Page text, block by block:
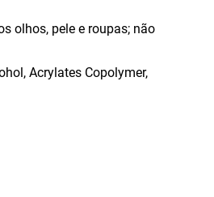
olhos, pele e roupas; não
, Acrylates Copolymer,